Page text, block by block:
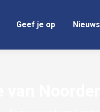
Geef je op Nieuws